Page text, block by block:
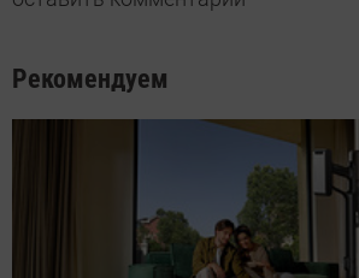
Рекомендуем